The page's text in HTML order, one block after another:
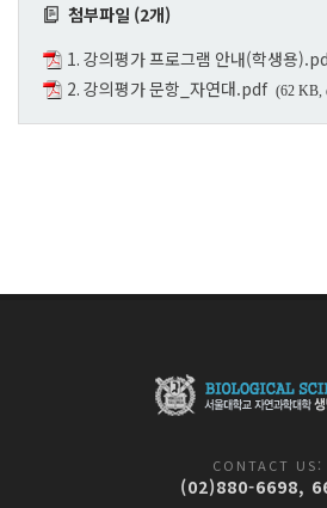
첨부파일 (2개)
1. 강의평가 프로그램 안내(학생용
2. 강의평가 문항_자연대.pdf (62 KB,
CONTACT US:
(02)880-6698,